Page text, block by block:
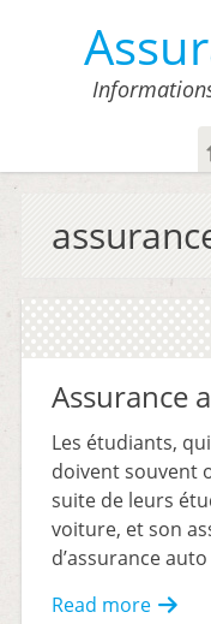
Assurance
Les étudiants,
doivent souvent
suite de leurs
voiture, et son
d’assurance
Read more